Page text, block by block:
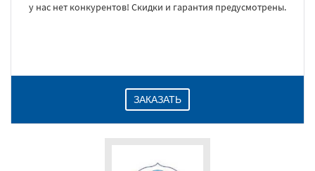
у нас нет конкурентов! Скидки и гарантия предусмотрены.
ЗАКАЗАТЬ